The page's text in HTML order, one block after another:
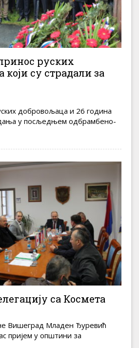
руских
који су страдали за
добровољаца и 26 година
у посљедњем одбрамбено-
са Космета
Вишеград Младен Ђуревић
пријем у општини за